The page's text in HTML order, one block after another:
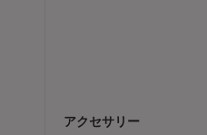
アクセサリー